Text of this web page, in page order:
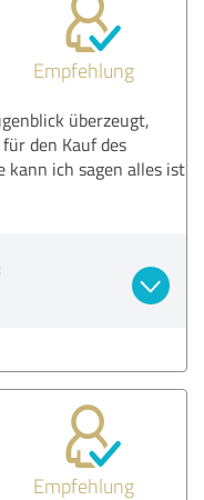
Empfehlung
überzeugt,
den Kauf des
kann ich sagen alles ist
Empfehlung